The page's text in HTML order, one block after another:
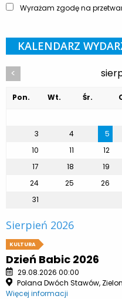
Wyrażam zgodę na
KALENDARZ
<
Pon. Wt. Śr.
3
4 5
10
11 12
17
18 19
24
25 26
31
Sierpień 2026
KULTURA
Dzień Babic 2026
29.08.2026 00:00
Polana Dwóch Stawów,
Więcej informacji